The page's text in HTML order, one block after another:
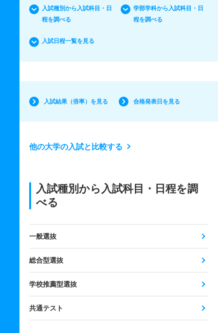
入試種別から入試科目・日
程を調べる
学部学科から入試科目・日
程を調べる
入試日程一覧を見る
入試結果（倍率）を見る 合格発表日を見る
他の大学の入試と比較する
入試種別から入試科目・日程を調
べる
一般選抜
総合型選抜
学校推薦型選抜
共通テスト